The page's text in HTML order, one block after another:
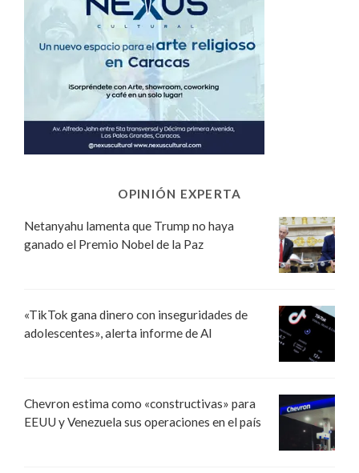
OPINIÓN EXPERTA
Netanyahu lamenta que Trump no haya
ganado el Premio Nobel de la Paz
«TikTok gana dinero con inseguridades de
adolescentes», alerta informe de AI
Chevron estima como «constructivas» para
EEUU y Venezuela sus operaciones en el país